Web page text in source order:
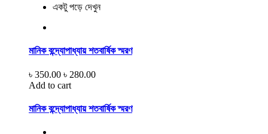
একটু পড়ে দেখুন
মানিক বন্দ্যোপাধ্যায় শতবার্ষিক স্মরণ
৳ 350.00 ৳ 280.00
Add to cart
মানিক বন্দ্যোপাধ্যায় শতবার্ষিক স্মরণ